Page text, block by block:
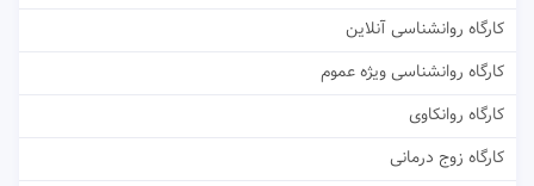
کارگاه روانشناسی آنلاین
کارگاه روانشناسی ویژه عموم
کارگاه روانکاوی
کارگاه زوج درمانی